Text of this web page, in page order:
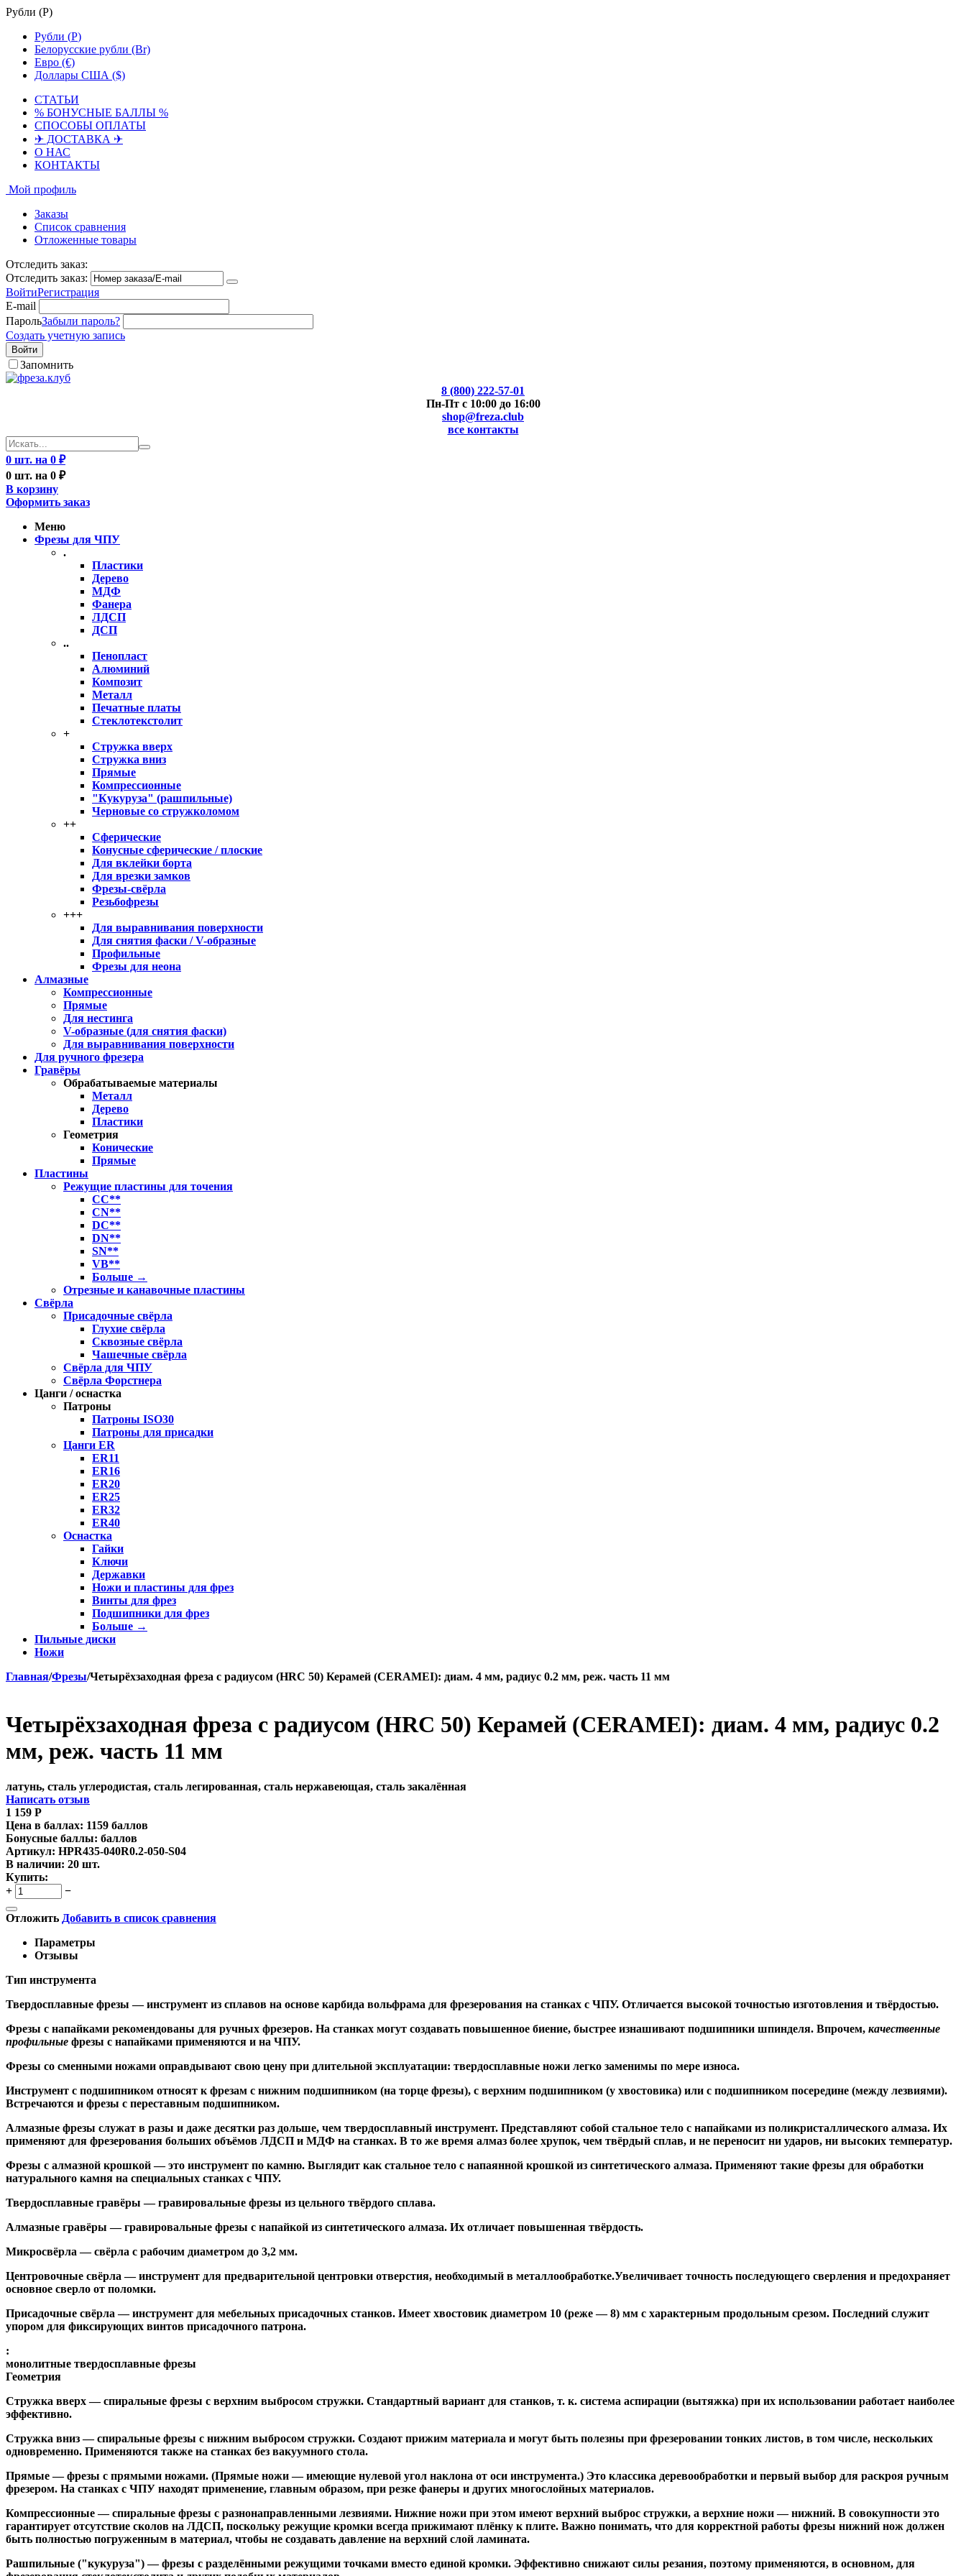
Рубли (Р)
Рубли (Р)
Белорусские рубли (Br)
Евро (€)
Доллары США ($)
СТАТЬИ
% БОНУСНЫЕ БАЛЛЫ %
СПОСОБЫ ОПЛАТЫ
✈ ДОСТАВКА ✈
О НАС
КОНТАКТЫ
Мой профиль
Заказы
Список сравнения
Отложенные товары
Отследить заказ:
Отследить заказ:
ВойтиРегистрация
E-mail
ПарольЗабыли пароль?
Создать учетную запись
Войти
Запомнить
8 (800) 222-57-01
Пн-Пт с 10:00 до 16:00
shop@freza.club
все контакты
0 шт. на 0 ₽
0 шт. на 0 ₽
В корзину
Оформить заказ
Меню
Фрезы для ЧПУ
.
Пластики
Дерево
МДФ
Фанера
ЛДСП
ДСП
..
Пенопласт
Алюминий
Композит
Металл
Печатные платы
Стеклотекстолит
+
Стружка вверх
Стружка вниз
Прямые
Компрессионные
"Кукуруза" (рашпильные)
Черновые со стружколомом
++
Сферические
Конусные сферические / плоские
Для вклейки борта
Для врезки замков
Фрезы-свёрла
Резьбофрезы
+++
Для выравнивания поверхности
Для снятия фаски / V-образные
Профильные
Фрезы для неона
Алмазные
Компрессионные
Прямые
Для нестинга
V-образные (для снятия фаски)
Для выравнивания поверхности
Для ручного фрезера
Гравёры
Обрабатываемые материалы
Металл
Дерево
Пластики
Геометрия
Конические
Прямые
Пластины
Режущие пластины для точения
CC**
CN**
DC**
DN**
SN**
VB**
Больше →
Отрезные и канавочные пластины
Свёрла
Присадочные свёрла
Глухие свёрла
Сквозные свёрла
Чашечные свёрла
Свёрла для ЧПУ
Свёрла Форстнера
Цанги / оснастка
Патроны
Патроны ISO30
Патроны для присадки
Цанги ER
ER11
ER16
ER20
ER25
ER32
ER40
Оснастка
Гайки
Ключи
Державки
Ножи и пластины для фрез
Винты для фрез
Подшипники для фрез
Больше →
Пильные диски
Ножи
Главная/Фрезы/Четырёхзаходная фреза с радиусом (HRC 50) Керамей (CERAMEI): диам. 4 мм, радиус 0.2 мм, реж. часть 11 мм
Четырёхзаходная фреза с радиусом (HRC 50) Керамей (CERAMEI): диам. 4 мм, радиус 0.2
мм, реж. часть 11 мм
латунь, сталь углеродистая, сталь легированная, сталь нержавеющая, сталь закалённая
Написать отзыв
1 159 Р
Цена в баллах: 1159 баллов
Бонусные баллы: баллов
Артикул: HPR435-040R0.2-050-S04
В наличии: 20 шт.
Купить:
+
−
Отложить Добавить в список сравнения
Параметры
Отзывы
Тип инструмента
Твердосплавные фрезы — инструмент из сплавов на основе карбида вольфрама для фрезерования на станках с ЧПУ. Отличается высокой точностью изготовления и твёрдостью.
Фрезы с напайками рекомендованы для ручных фрезеров. На станках могут создавать повышенное биение, быстрее изнашивают подшипники шпинделя. Впрочем, качественные
профильные фрезы с напайками применяются и на ЧПУ.
Фрезы со сменными ножами оправдывают свою цену при длительной эксплуатации: твердосплавные ножи легко заменимы по мере износа.
Инструмент с подшипником относят к фрезам с нижним подшипником (на торце фрезы), с верхним подшипником (у хвостовика) или с подшипником посередине (между лезвиями).
Встречаются и фрезы с переставным подшипником.
Алмазные фрезы служат в разы и даже десятки раз дольше, чем твердосплавный инструмент. Представляют собой стальное тело с напайками из поликристаллического алмаза. Их
применяют для фрезерования больших объёмов ЛДСП и МДФ на станках. В то же время алмаз более хрупок, чем твёрдый сплав, и не переносит ни ударов, ни высоких температур.
Фрезы с алмазной крошкой— это инструмент по камню. Выглядит как стальное тело с напаянной крошкой из синтетического алмаза. Применяют такие фрезы для обработки
натурального камня на специальных станках с ЧПУ.
Твердосплавные гравёры — гравировальные фрезы из цельного твёрдого сплава.
Алмазные гравёры — гравировальные фрезы с напайкой из синтетического алмаза. Их отличает повышенная твёрдость.
Микросвёрла — свёрла с рабочим диаметром до 3,2 мм.
Центровочные свёрла — инструмент для предварительной центровки отверстия, необходимый в металлообработке.Увеличивает точность последующего сверления и предохраняет
основное сверло от поломки.
Присадочные свёрла — инструмент для мебельных присадочных станков. Имеет хвостовик диаметром 10 (реже — 8) мм с характерным продольным срезом. Последний служит
упором для фиксирующих винтов присадочного патрона.
:
монолитные твердосплавные фрезы
Геометрия
Стружка вверх— спиральные фрезы с верхним выбросом стружки. Стандартный вариант для станков, т. к. система аспирации (вытяжка) при их использовании работает наиболее
эффективно.
Стружка вниз— спиральные фрезы с нижним выбросом стружки. Создают прижим материала и могут быть полезны при фрезеровании тонких листов, в том числе, нескольких
одновременно. Применяются также на станках без вакуумного стола.
Прямые— фрезы с прямыми ножами. (Прямые ножи — имеющие нулевой угол наклона от оси инструмента.) Это классика деревообработки и первый выбор для раскроя ручным
фрезером. На станках с ЧПУ находят применение, главным образом, при резке фанеры и других многослойных материалов.
Компрессионные— спиральные фрезы с разнонаправленными лезвиями. Нижние ножи при этом имеют верхний выброс стружки, а верхние ножи — нижний. В совокупности это
гарантирует отсутствие сколов на ЛДСП, поскольку режущие кромки всегда прижимают плёнку к плите. Важно понимать, что для корректной работы фрезы нижний нож должен
быть полностью погруженным в материал, чтобы не создавать давление на верхний слой ламината.
Рашпильные ("кукуруза")— фрезы с разделёнными режущими точками вместо единой кромки. Эффективно снижают силы резания, поэтому применяются, в основном, для